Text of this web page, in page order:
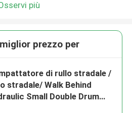
più
prezzo per
di rullo stradale /
stradale/ Walk Behind
Small Double Drum